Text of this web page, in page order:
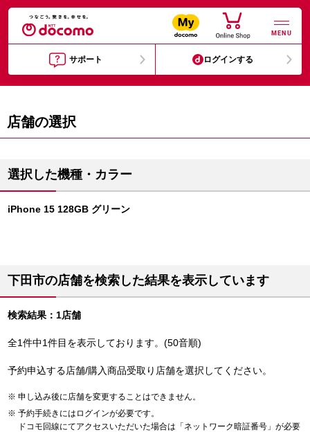
MENU
サポート ログインする
店舗の選択
選択した機種・カラー
iPhone 15 128GB グリーン
下田市の店舗を検索した結果を表示しています
検索結果：1店舗
全1件中1件目を表示しております。(50音順)
予約申込する店舗/購入商品受取り店舗を選択してください。
申し込み後に店舗を変更することはできません。
予約手続きにはログインが必要です。
ドコモ回線にてアクセスいただいた場合は「ネットワーク暗証番号」が必要